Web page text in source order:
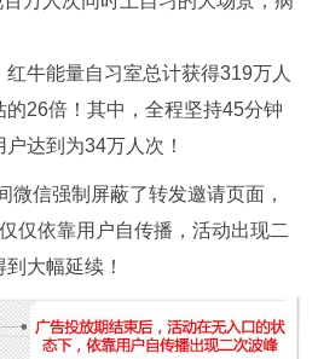
牛能量自习室总计获得319万人
26倍！其中，全程坚持45分钟
达到为34万人次！
微信强制屏蔽了转发邀请页面，
仅依靠用户自传播，活动出现二
大幅延续！